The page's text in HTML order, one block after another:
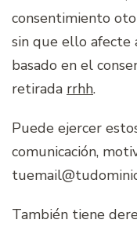
consentimiento
sin que ello
basado en el
retirada rrhh.
Puede ejercer
comunicación,
También tiene